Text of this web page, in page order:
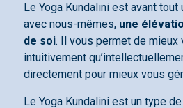
Le Yoga Kundalini est avant
avec nous-mêmes, une
de soi. Il vous permet de mieux
intuitivement
directement pour mieux vous
Le Yoga Kundalini est un type de